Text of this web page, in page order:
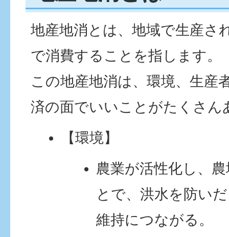
地産地消とは、地域で生産さ
で消費することを指します。
この地産地消は、環境、生産
済の面でいいことがたくさん
【環境】
農業が活性化し、
とで、洪水を防い
維持につながる。